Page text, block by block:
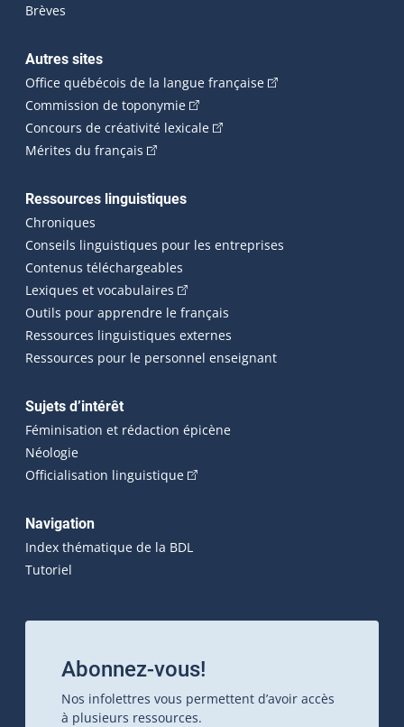
Brèves
Autres sites
Office québécois de la langue française(Cet hyperlien
Commission de toponymie(Cet hyperlien externe s'ouvrira
Concours de créativité lexicale(Cet hyperlien externe
Mérites du français (Cet hyperlien externe s'ouvrira dans une
Ressources linguistiques
Chroniques
Conseils linguistiques pour les entreprises
Contenus téléchargeables
Lexiques et vocabulaires (Cet hyperlien externe s'ouvrira
Outils pour apprendre le français
Ressources linguistiques externes
Ressources pour le personnel enseignant
Sujets d’intérêt
Féminisation et rédaction épicène
Néologie
Officialisation linguistique(Cet hyperlien externe s'ouvrira
Navigation
Index thématique de la BDL
Tutoriel
Abonnez-vous!
Nos infolettres vous permettent d’avoir accès
à plusieurs ressources.